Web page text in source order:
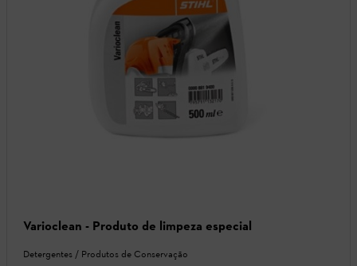
Varioclean - Produto de limpeza especial
Detergentes / Produtos de Conservação